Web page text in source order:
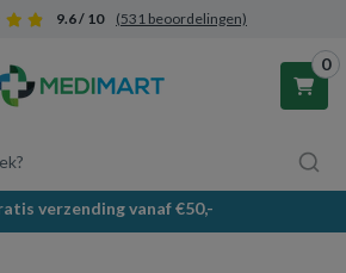
9.6 / 10 (531 beoordelingen)
0
verzending vanaf €50,-